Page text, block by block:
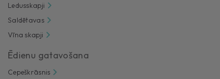
Ledusskapji
Saldētavas
Vīna skapji
Ēdienu gatavošana
Cepeškrāsnis